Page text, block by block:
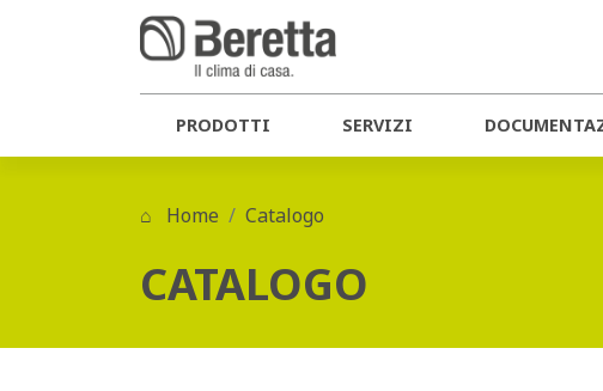
PRODOTTI SERVIZI
Home Catalogo
CATALOGO